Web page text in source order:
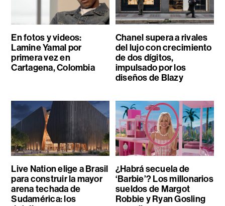
En fotos y videos:
Lamine Yamal por
primera vez en
Cartagena, Colombia
Chanel supera a rivales
del lujo con crecimiento
de dos dígitos,
impulsado por los
diseños de Blazy
Live Nation elige a Brasil
para construir la mayor
arena techada de
Sudamérica: los
¿Habrá secuela de
‘Barbie’? Los millonarios
sueldos de Margot
Robbie y Ryan Gosling